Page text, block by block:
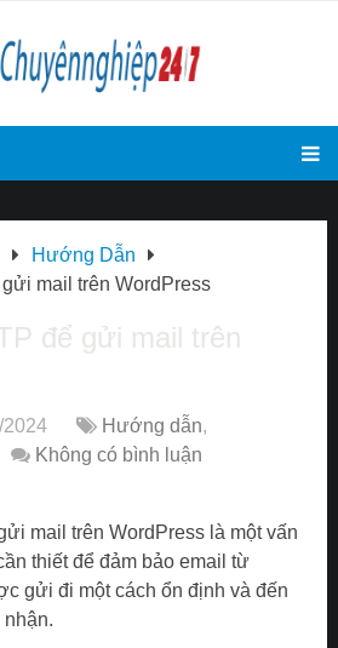
Hướng Dẫn
mail trên WordPress
để gửi mail trên
2024 Hướng dẫn,
Không có bình luận
mail trên WordPress là một vấn
thiết để đảm bảo email từ
gửi đi một cách ổn định và đến